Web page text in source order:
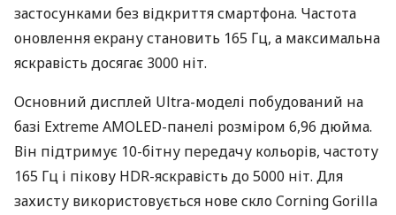
застосунками без відкриття смартфона. Частота
оновлення екрану становить 165 Гц, а максимальна
яскравість досягає 3000 ніт.
Основний дисплей Ultra-моделі побудований на
базі Extreme AMOLED-панелі розміром 6,96 дюйма.
Він підтримує 10-бітну передачу кольорів, частоту
165 Гц і пікову HDR-яскравість до 5000 ніт. Для
захисту використовується нове скло Corning Gorilla